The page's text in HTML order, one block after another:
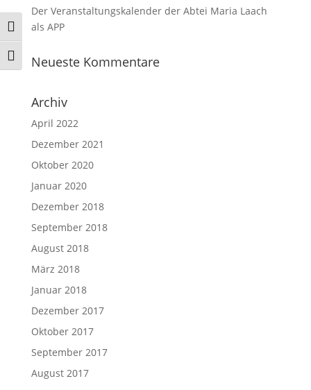
Umschalten auf hohe Kontraste
Schrift vergrößern
Der Veranstaltungskalender der Abtei Maria Laach
als APP
Neueste Kommentare
Archiv
April 2022
Dezember 2021
Oktober 2020
Januar 2020
Dezember 2018
September 2018
August 2018
März 2018
Januar 2018
Dezember 2017
Oktober 2017
September 2017
August 2017